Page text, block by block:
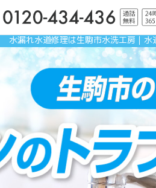
水漏れ水道修理は生駒市水洗工房｜水